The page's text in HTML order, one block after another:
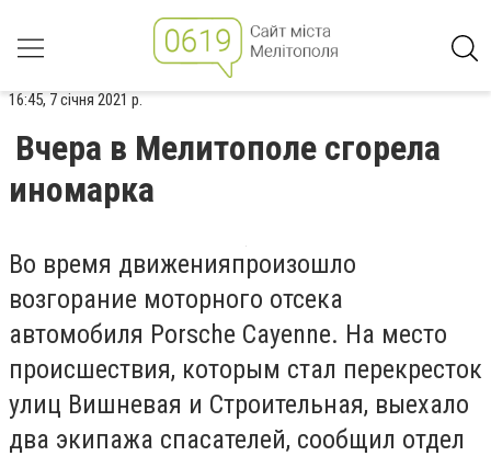
16:45, 7 січня 2021 р.
Вчера в Мелитополе сгорела
иномарка
Во время движенияпроизошло
возгорание моторного отсека
автомобиля Porsche Cayenne. На место
происшествия, которым стал перекресток
улиц Вишневая и Строительная, выехало
два экипажа спасателей, сообщил отдел